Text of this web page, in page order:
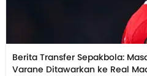
Berita Transfer Sepakbola:
Varane Ditawarkan ke Real